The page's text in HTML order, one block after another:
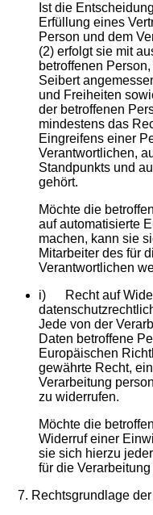
Ist die
Erfüllung eines
Person und dem
(2) erfolgt sie mit
betroffenen
Seibert
und Freiheiten
der betroffenen
mindestens das
Eingreifens einer
Verantwortlichen,
Standpunkts und
gehört.
Möchte die
auf automatisierte
machen, kann sie
Mitarbeiter des für
Verantwortlichen
i) Recht auf
Jede von der
Daten betroffene
Europäischen
gewährte Recht,
Verarbeitung
zu widerrufen.
Möchte die
Widerruf einer
sie sich hierzu
für die
7. Rechtsgrundlage